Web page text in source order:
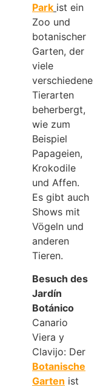
Park ist ein
Zoo und
botanischer
Garten, der
viele
verschiedene
Tierarten
beherbergt,
wie zum
Beispiel
Papageien,
Krokodile
und Affen.
Es gibt auch
Shows mit
Vögeln und
anderen
Tieren.
Besuch des
Jardín
Botánico
Canario
Viera y
Clavijo: Der
Botanische
Garten ist